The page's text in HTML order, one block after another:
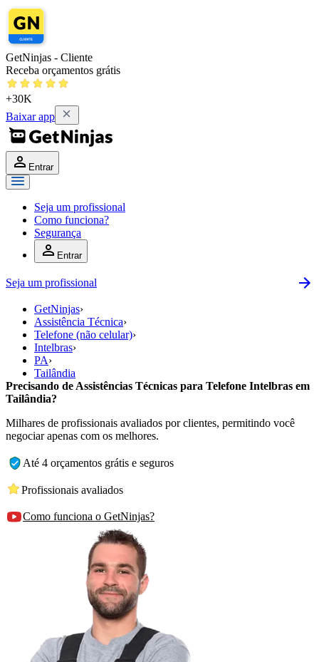
GetNinjas - Cliente
Receba orçamentos grátis
+30K
Baixar app
Entrar
Seja um profissional
Como funciona?
Segurança
Entrar
Seja um profissional
GetNinjas›
Assistência Técnica›
Telefone (não celular)›
Intelbras›
PA›
Tailândia
Precisando de Assistências Técnicas para Telefone Intelbras em
Tailândia?
Milhares de profissionais avaliados por clientes, permitindo você
negociar apenas com os melhores.
Até 4 orçamentos grátis e seguros
Profissionais avaliados
Como funciona o GetNinjas?